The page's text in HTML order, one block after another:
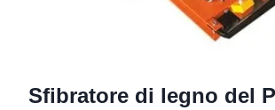
Sfibratore di legno del